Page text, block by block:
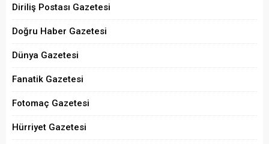
Diriliş Postası Gazetesi
Doğru Haber Gazetesi
Dünya Gazetesi
Fanatik Gazetesi
Fotomaç Gazetesi
Hürriyet Gazetesi